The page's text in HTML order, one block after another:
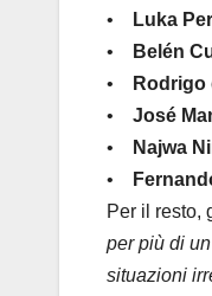
•
Luka
•
Belén
•
Rodrigo
• José
•
Najwa
•
Per il resto,
per più di
situazioni